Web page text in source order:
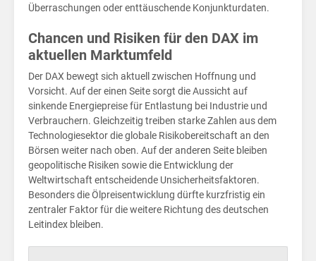
Überraschungen oder enttäuschende Konjunkturdaten.
Chancen und Risiken für den DAX im
aktuellen Marktumfeld
Der DAX bewegt sich aktuell zwischen Hoffnung und
Vorsicht. Auf der einen Seite sorgt die Aussicht auf
sinkende Energiepreise für Entlastung bei Industrie und
Verbrauchern. Gleichzeitig treiben starke Zahlen aus dem
Technologiesektor die globale Risikobereitschaft an den
Börsen weiter nach oben. Auf der anderen Seite bleiben
geopolitische Risiken sowie die Entwicklung der
Weltwirtschaft entscheidende Unsicherheitsfaktoren.
Besonders die Ölpreisentwicklung dürfte kurzfristig ein
zentraler Faktor für die weitere Richtung des deutschen
Leitindex bleiben.